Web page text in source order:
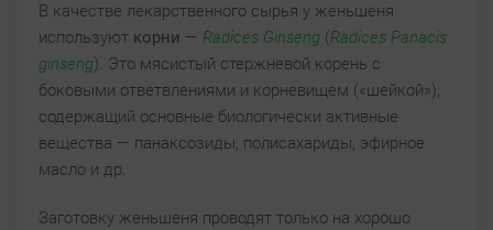
В качестве лекарственного сырья у женьшеня
используют корни — Radices Ginseng (Radices Panacis
ginseng). Это мясистый стержневой корень с
боковыми ответвлениями и корневищем («шейкой»),
содержащий основные биологически активные
вещества — панаксозиды, полисахариды, эфирное
масло и др.
Заготовку женьшеня проводят только на хорошо